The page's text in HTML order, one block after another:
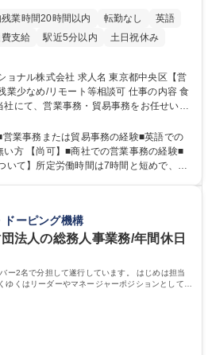
残業時間20時間以内 転勤なし
英語
支給 駅近5分以内 土日祝休み
求人名 東京都中央区【営
/リモート等相談可 仕事の内容 食
にて、営業事務・貿易事務をお任せいた
ションとして、受発注から海外工場との
根幹を支えていただきます。 ■受発注
スケジュール調整 ■在庫管理 ■輸入書類
者を通して行う輸出入業全般 ■倉庫との
品に関わる全ての業務をサポート頂きま
業事務または貿易事務の経験■英語での
い方 【尚可】■商社での営業事務の経験■
産業を中心としたお客様の多様なニー
輸入・販売を一貫して手掛けています。
携によるワンストップサービスが最大の強
大学院 大学 語学力：英語 資格：
ドーピング機構
法人の総務人事業務/年間休日
ー2名で分担して遂行しています。 はじめは担当
くはリーダーやマネージャーポジションとして活